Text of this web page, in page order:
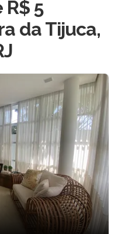
5
da Tijuca,